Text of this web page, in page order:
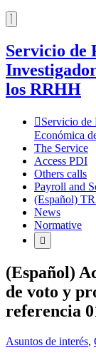
Servicio de
los RRHH
Servicio de
Económica
The Service
Access PDI
Others calls
Payroll and
(Español)
News
Normative
(Español)
de voto y
referencia
Asuntos de interés,